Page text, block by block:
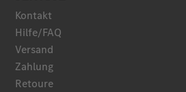
Kontakt
Hilfe/FAQ
Versand
Zahlung
Retoure